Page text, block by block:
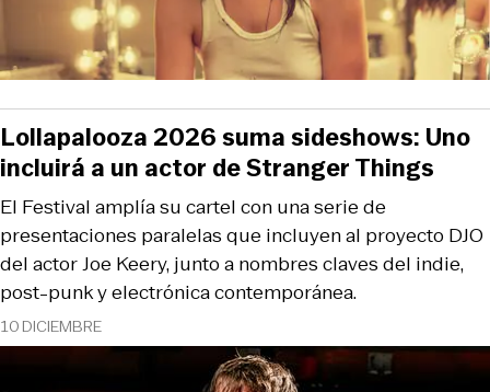
10 DICIEMBRE
El Festival amplía su cartel con una serie de
presentaciones paralelas que incluyen al proyecto DJO
del actor Joe Keery, junto a nombres claves del indie,
post-punk y electrónica contemporánea.
Lollapalooza 2026 suma sideshows: Uno
incluirá a un actor de Stranger Things